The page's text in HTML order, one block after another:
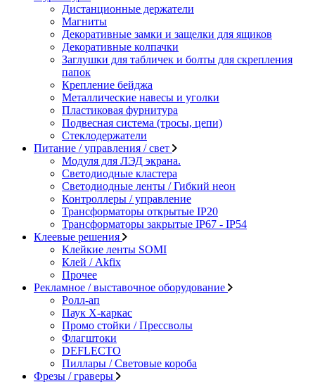
Дистанционные держатели
Магниты
Декоративные замки и защелки для ящиков
Декоративные колпачки
Заглушки для табличек и болты для скрепления
папок
Крепление бейджа
Металлические навесы и уголки
Пластиковая фурнитура
Подвесная система (тросы, цепи)
Стеклодержатели
Питание / управления / свет
Модуля для ЛЭД экрана.
Светодиодные кластера
Светодиодные ленты / Гибкий неон
Контроллеры / управление
Трансформаторы открытые IP20
Трансформаторы закрытые IP67 - IP54
Клеевые решения
Клейкие ленты SOMI
Клей / Akfix
Прочее
Рекламное / выставочное оборудование
Ролл-ап
Паук X-каркас
Промо стойки / Прессволы
Флагштоки
DEFLECTO
Пиллары / Световые короба
Фрезы / граверы